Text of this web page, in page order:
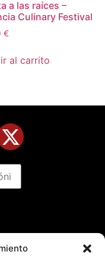
a las raíces –
Culinary Festival
€
al carrito